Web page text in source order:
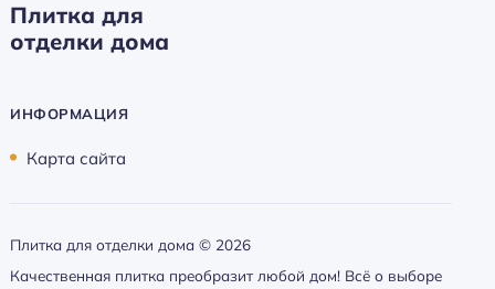
Плитка для
отделки дома
ИНФОРМАЦИЯ
Карта сайта
Плитка для отделки дома © 2026
Качественная плитка преобразит любой дом! Всё о выборе